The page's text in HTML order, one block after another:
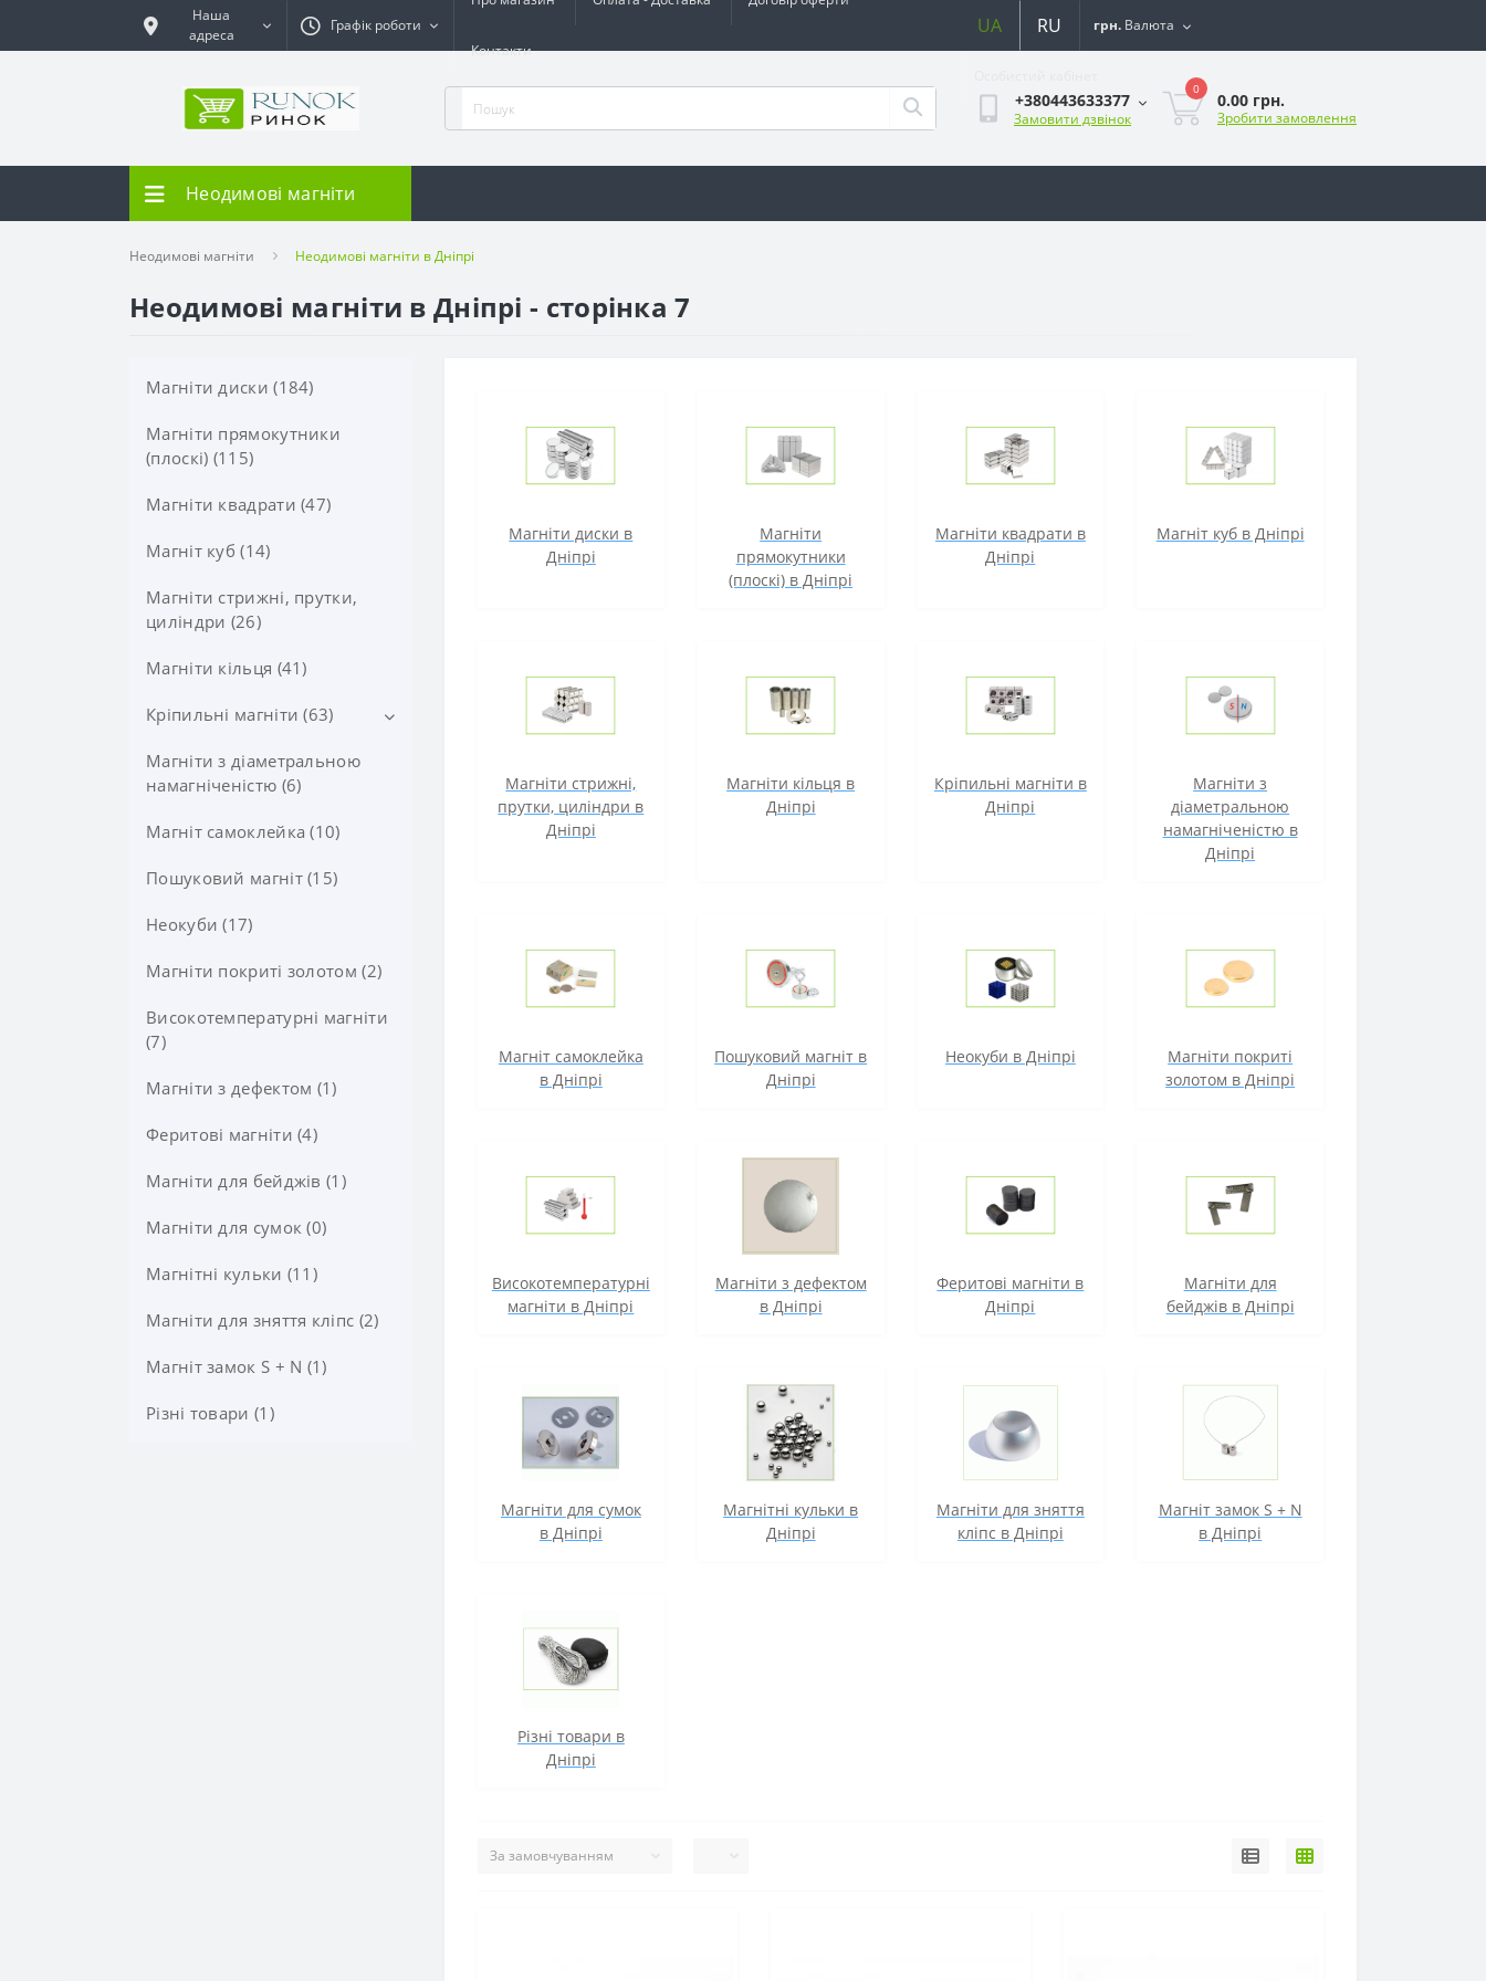
Наша
адреса
Графік роботи
Контакти
UA RU грн. Валюта
+380443633377
Замовити дзвінок
0
0.00 грн.
Зробити замовлення
Неодимові магніти
Неодимові магніти Неодимові магніти в Дніпрі
Неодимові магніти в Дніпрі - сторінка 7
Магніти диски (184)
Магніти прямокутники
(плоскі) (115)
Магніти квадрати (47)
Магніт куб (14)
Магніти стрижні, прутки,
циліндри (26)
Магніти кільця (41)
Кріпильні магніти (63)
Магніти в корпусі з гвинтом
(10)
Магніти в корпусі з потаєм
Магніти з діаметральною
намагніченістю (6)
Магніт самоклейка (10)
Пошуковий магніт (15)
Неокуби (17)
Магніти покриті золотом (2)
Високотемпературні магніти
(7)
Магніти з дефектом (1)
Феритові магніти (4)
Магніти для бейджів (1)
Магніти для сумок (0)
Магнітні кульки (11)
Магніти для зняття кліпс (2)
Магніт замок S + N (1)
Різні товари (1)
Магніти диски в
Дніпрі
Магніти
прямокутники
(плоскі) в Дніпрі
Магніти квадрати в
Дніпрі
Магніт куб в Дніпрі
Магніти стрижні,
прутки, циліндри в
Дніпрі
Магніти кільця в
Дніпрі
Кріпильні магніти в
Дніпрі
Магніти з
діаметральною
намагніченістю в
Дніпрі
Магніт самоклейка
в Дніпрі
Пошуковий магніт в
Дніпрі
Неокуби в Дніпрі
Магніти покриті
золотом в Дніпрі
Високотемпературні
магніти в Дніпрі
Магніти з дефектом
в Дніпрі
Феритові магніти в
Дніпрі
Магніти для
бейджів в Дніпрі
Магніти для сумок
в Дніпрі
Магнітні кульки в
Дніпрі
Магніти для зняття
кліпс в Дніпрі
Магніт замок S + N
в Дніпрі
Різні товари в
Дніпрі